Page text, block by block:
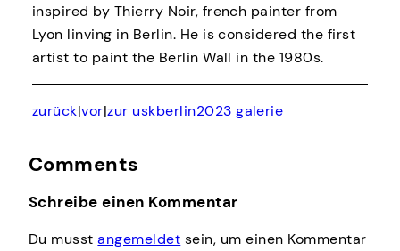
inspired by Thierry Noir, french painter from
Lyon linving in Berlin. He is considered the first
artist to paint the Berlin Wall in the 1980s.
zurück|vor|zur uskberlin2023 galerie
Comments
Schreibe einen Kommentar
Du musstangemeldet sein, um einen Kommentar